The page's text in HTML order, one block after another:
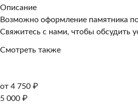
Описание
Возможно оформление памятника
Свяжитесь с нами, чтобы обсудить
Смотреть также
от 4 750 ₽
5 000 ₽